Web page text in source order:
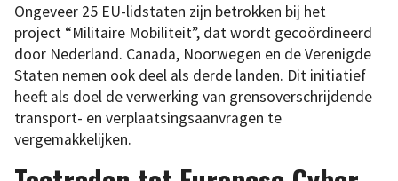
Ongeveer 25 EU-lidstaten zijn betrokken bij het
project “Militaire Mobiliteit”, dat wordt gecoördineerd
door Nederland. Canada, Noorwegen en de Verenigde
Staten nemen ook deel als derde landen. Dit initiatief
heeft als doel de verwerking van grensoverschrijdende
transport- en verplaatsingsaanvragen te
vergemakkelijken.